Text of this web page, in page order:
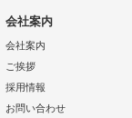
会社案内
会社案内
ご挨拶
採用情報
お問い合わせ